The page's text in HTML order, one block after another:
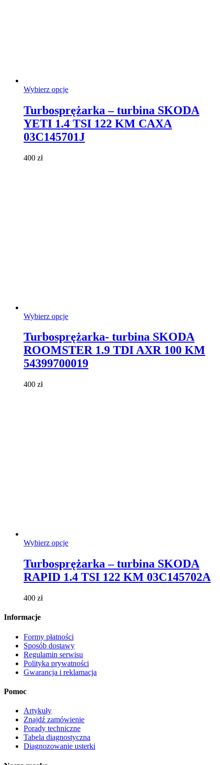
Wybierz opcjeTen
wiele
wariantów.
Opcje
można
Turbosprężarka – turbina SKODA
YETI 1.4 TSI 122 KM CAXA
03C145701J
400 zł
Wybierz opcjeTen
ma
wiele
wariantów.
Opcje
można
Turbosprężarka- turbina SKODA
ROOMSTER 1.9 TDI AXR 100 KM
54399700019
400 zł
Wybierz opcjeTen
wiele
wariantów.
Turbosprężarka – turbina SKODA
RAPID 1.4 TSI 122 KM 03C145702A
400 zł
Informacje
Formy płatności
Sposób dostawy
Regulamin serwisu
Polityka prywatności
Gwarancja i reklamacja
Pomoc
Artykuły
Znajdź zamówienie
Porady techniczne
Tabela diagnostyczna
Diagnozowanie usterki